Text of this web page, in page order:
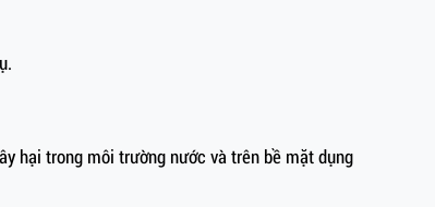
hại trong môi trường nước và trên bề mặt dụng